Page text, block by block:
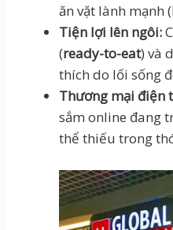
ăn vặt lành mạnh (
Tiện lợi lên ngôi:
(ready-to-eat) và
thích do lối sống
Thương mại điện
sắm online đang
thể thiếu trong